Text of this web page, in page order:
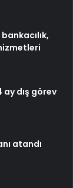
ay dış görev
atandı